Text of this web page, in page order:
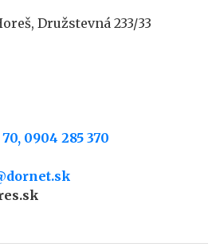
Družstevná 233/33
0904 285 370